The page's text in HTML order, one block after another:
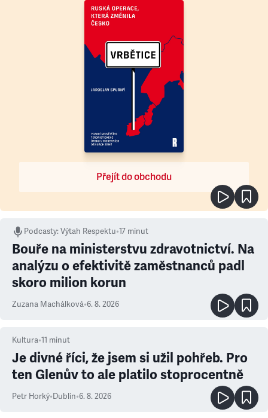
Přejít do obchodu
Podcasty:Výtah Respektu•17 minut
Bouře na ministerstvu zdravotnictví. Na
analýzu o efektivitě zaměstnanců padl
skoro milion korun
Zuzana Machálková•6. 8. 2026
Kultura•11 minut
Je divné říci, že jsem si užil pohřeb. Pro
ten Glenův to ale platilo stoprocentně
Petr Horký•Dublin•6. 8. 2026